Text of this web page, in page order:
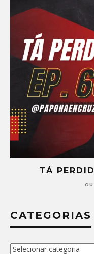
TÁ
CATEGORIAS
Categorias